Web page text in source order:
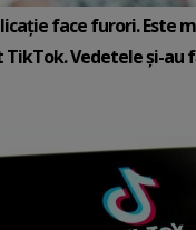
face furori. Este
TikTok. Vedetele și-au